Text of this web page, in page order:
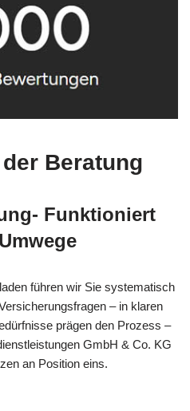
Beratung
Funktioniert
führen wir Sie systematisch
– in klaren
prägen den Prozess –
GmbH & Co. KG
an Position eins.